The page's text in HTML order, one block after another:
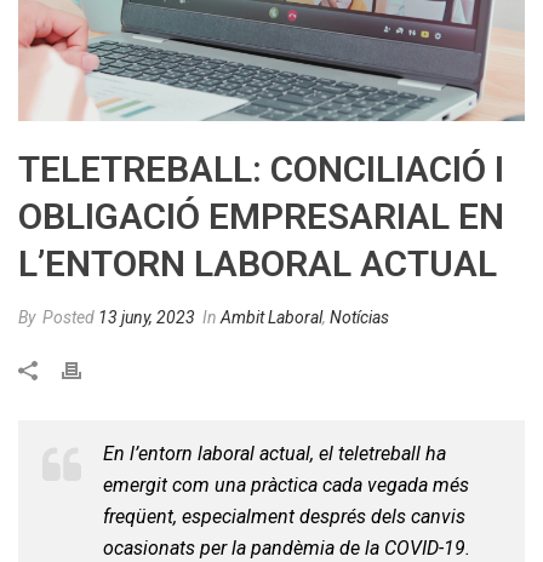
TELETREBALL: CONCILIACIÓ I
OBLIGACIÓ EMPRESARIAL EN
L’ENTORN LABORAL ACTUAL
By Posted 13 juny, 2023 In Ambit Laboral, Notícias
En l’entorn laboral actual, el teletreball ha
emergit com una pràctica cada vegada més
freqüent, especialment després dels canvis
ocasionats per la pandèmia de la COVID-19.